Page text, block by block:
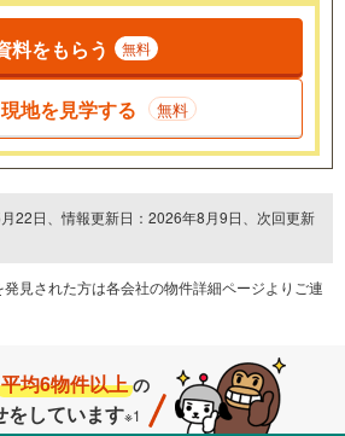
料をもらう 無料
地を見学する 無料
22日、情報更新日：2026年8月9日、次回更新
⾒された方は各会社の物件詳細ページよりご連
平均6物件以上 の
をしています※1